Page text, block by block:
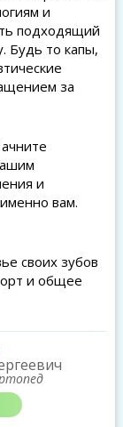
и
подходящий
Будь то капы,
за
и
вам.
своих зубов
и общее